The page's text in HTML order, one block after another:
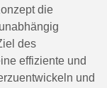
die
des
effiziente und
und